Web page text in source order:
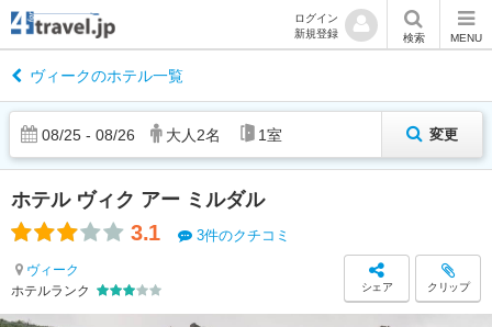
ログイン
新規登録
検索 MENU
ヴィークのホテル一覧
08/25 - 08/26 大人 2名 1室 変更
ホテル ヴィク アー ミルダル
3.1 3件のクチコミ
ヴィーク
ホテルランク
シェア クリップ